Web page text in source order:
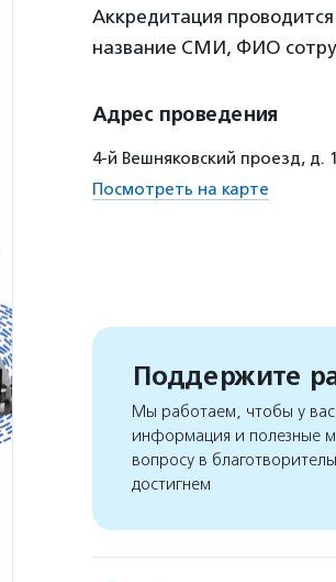
Аккредитация
название СМИ, ФИО
Адрес проведения
4-й Вешняковский проезд, д.
Посмотреть на карте
Поддержите
Мы работаем, чтобы у вас
информация и полезные
вопросу в
достигнем